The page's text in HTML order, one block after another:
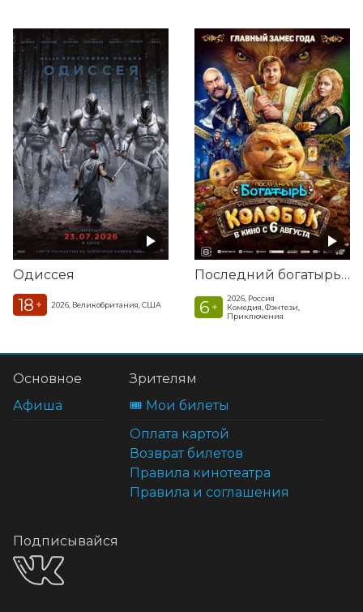
Одиссея
18 + 2026, Великобритания, США
Последний богатырь. Колобок
6 +
2026, Россия
Комедия, Фэнтези,
Приключения
Основное
Афиша
Зрителям
🎟️ Мои билеты
Оплата картой
Возврат билетов
Правила кинотеатра
Правила и соглашения
Подписывайся